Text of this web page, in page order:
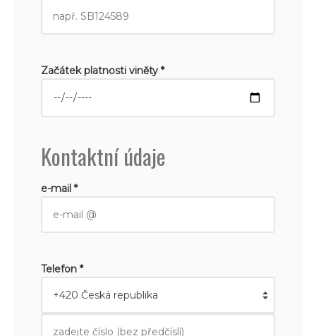
Začátek platnosti viněty *
Kontaktní údaje
e-mail *
Telefon *